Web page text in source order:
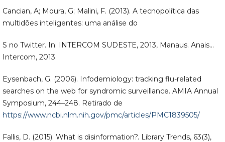
Cancian, A; Moura, G; Malini, F. (2013). A tecnopolítica das
multidões inteligentes: uma análise do
S no Twitter. In: INTERCOM SUDESTE, 2013, Manaus. Anais…
Intercom, 2013.
Eysenbach, G. (2006). Infodemiology: tracking flu-related
searches on the web for syndromic surveillance. AMIA Annual
Symposium, 244–248. Retirado de
https://www.ncbi.nlm.nih.gov/pmc/articles/PMC1839505/
Fallis, D. (2015). What is disinformation?. Library Trends, 63(3),